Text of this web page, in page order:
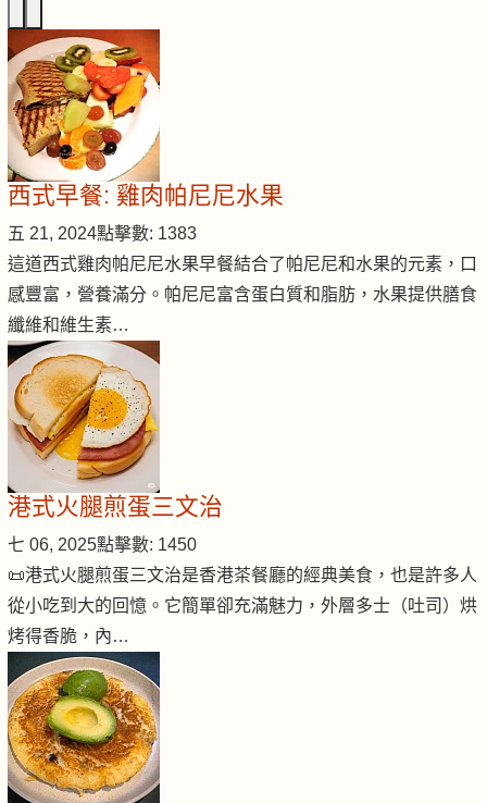
西式早餐: 雞肉帕尼尼水果
五 21, 2024點擊數: 1383
這道西式雞肉帕尼尼水果早餐結合了帕尼尼和水果的元素，口
感豐富，營養滿分。帕尼尼富含蛋白質和脂肪，水果提供膳食
纖維和維生素…
港式火腿煎蛋三文治
七 06, 2025點擊數: 1450
📜港式火腿煎蛋三文治是香港茶餐廳的經典美食，也是許多人
從小吃到大的回憶。它簡單卻充滿魅力，外層多士（吐司）烘
烤得香脆，內…